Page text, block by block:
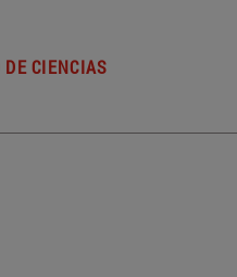
DE CIENCIAS